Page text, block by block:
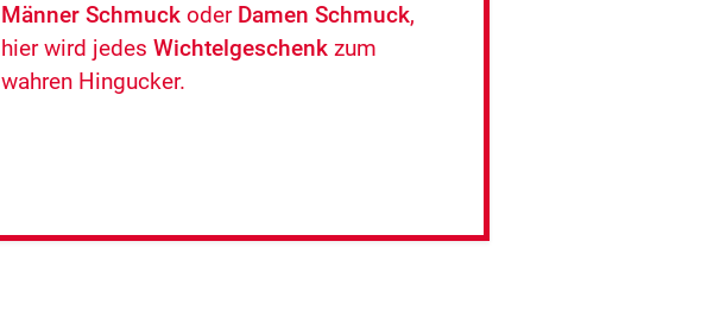
Männer Schmuck oder Damen Schmuck,
hier wird jedes Wichtelgeschenk zum
wahren Hingucker.